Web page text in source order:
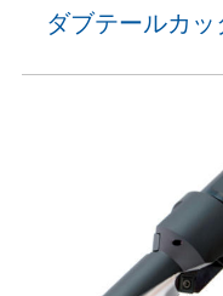
ダブテールカッ